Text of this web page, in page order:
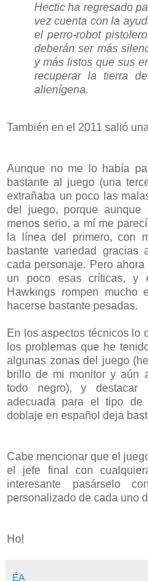
Hectic ha regresado
vez cuenta con la
el perro-robot
deberán ser más
y más listos que sus
recuperar la tierra
alienígena.
También en el 2011 salió
Aunque no me lo había
bastante al juego (una
extrañaba un poco las
del juego, porque
menos serio, a mí me
la línea del primero, con
bastante variedad gracias
cada personaje. Pero
un poco esas críticas, y
Hawkings rompen
hacerse bastante pesadas.
En los aspectos técnicos lo
los problemas que he
algunas zonas del juego
brillo de mi monitor y aún
todo negro), y destacar
adecuada para el tipo de
doblaje en español deja
Cabe mencionar que el
el jefe final con
interesante pasárselo
personalizado de cada uno
Ho!
ÉA